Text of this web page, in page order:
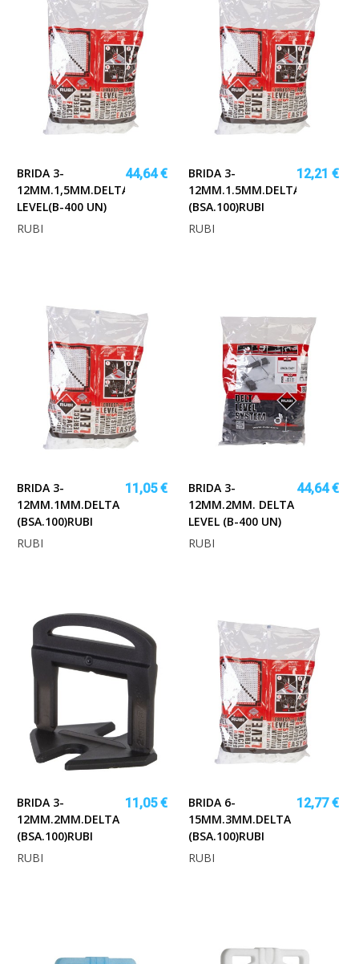
BRIDA 3-
12MM.1,5MM.DELTA
LEVEL(B-400 UN)
44,64 €
RUBI
BRIDA 3-
12MM.1.5MM.DELTA
(BSA.100)RUBI
12,21 €
RUBI
BRIDA 3-
12MM.1MM.DELTA
(BSA.100)RUBI
11,05 €
RUBI
BRIDA 3-
12MM.2MM. DELTA
LEVEL (B-400 UN)
44,64 €
RUBI
BRIDA 3-
12MM.2MM.DELTA
(BSA.100)RUBI
11,05 €
RUBI
BRIDA 6-
15MM.3MM.DELTA
(BSA.100)RUBI
12,77 €
RUBI